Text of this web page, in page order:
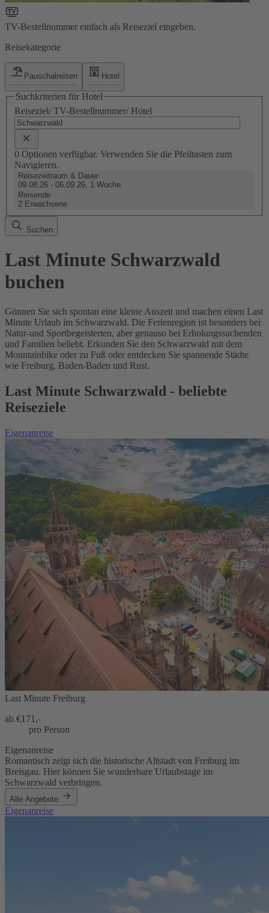
TV-Bestellnummer einfach als Reiseziel eingeben.
Reisekategorie
Pauschalreisen Hotel
Suchkriterien für Hotel
Reiseziel/ TV-Bestellnummer/ Hotel
0 Optionen verfügbar. Verwenden Sie die Pfeiltasten zum
Navigieren.
Reisezeitraum & Dauer
09.08.26 - 06.09.26, 1 Woche
Reisende
2 Erwachsene
Suchen
Last Minute Schwarzwald
buchen
Gönnen Sie sich spontan eine kleine Auszeit und machen einen Last
Minute Urlaub im Schwarzwald. Die Ferienregion ist besonders bei
Natur-und Sportbegeisterten, aber genauso bei Erholungssuchenden
und Familien beliebt. Erkunden Sie den Schwarzwald mit dem
Mountainbike oder zu Fuß oder entdecken Sie spannende Städte
wie Freiburg, Baden-Baden und Rust.
Last Minute Schwarzwald - beliebte
Reiseziele
Eigenanreise
Last Minute Freiburg
ab €171,-
pro Person
Eigenanreise
Romantisch zeigt sich die historische Altstadt von Freiburg im
Breisgau. Hier können Sie wunderbare Urlaubstage im
Schwarzwald verbringen.
Alle Angebote
Eigenanreise